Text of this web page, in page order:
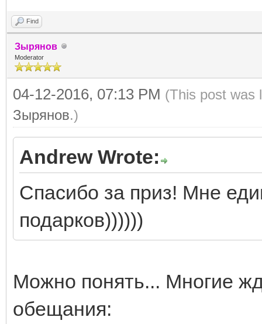
Find
Зырянов
Moderator
04-12-2016, 07:13 PM (This post was
Зырянов.)
Andrew Wrote:
Спасибо за приз! Мне
подарков))))))
Можно понять... Многие
обещания: